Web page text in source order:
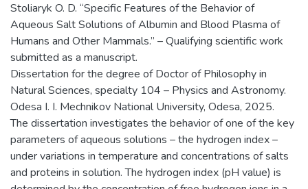
Stoliaryk O. D. “Specific Features of the Behavior of
Aqueous Salt Solutions of Albumin and Blood Plasma of
Humans and Other Mammals.” – Qualifying scientific work
submitted as a manuscript.
Dissertation for the degree of Doctor of Philosophy in
Natural Sciences, specialty 104 – Physics and Astronomy.
Odesa I. I. Mechnikov National University, Odesa, 2025.
The dissertation investigates the behavior of one of the key
parameters of aqueous solutions – the hydrogen index –
under variations in temperature and concentrations of salts
and proteins in solution. The hydrogen index (pH value) is